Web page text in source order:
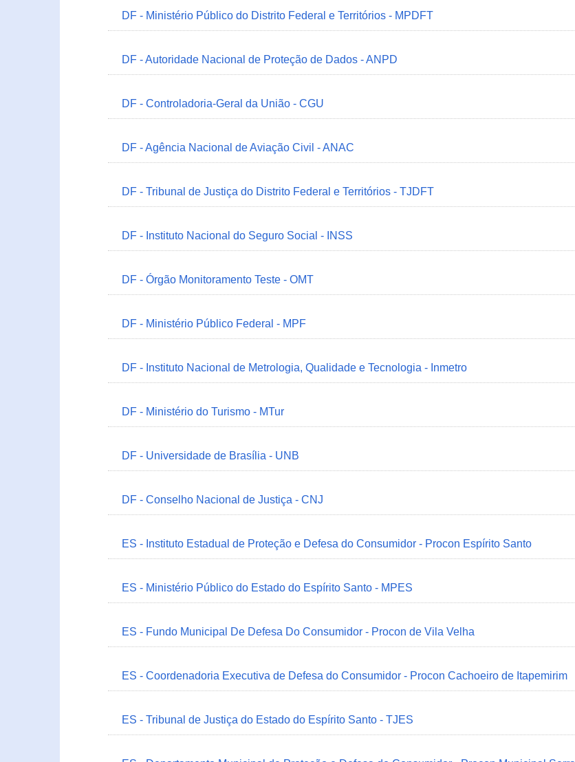
DF - Ministério Público do Distrito Federal e Territórios - MPDFT
DF - Autoridade Nacional de Proteção de Dados - ANPD
DF - Controladoria-Geral da União - CGU
DF - Agência Nacional de Aviação Civil - ANAC
DF - Tribunal de Justiça do Distrito Federal e Territórios - TJDFT
DF - Instituto Nacional do Seguro Social - INSS
DF - Órgão Monitoramento Teste - OMT
DF - Ministério Público Federal - MPF
DF - Instituto Nacional de Metrologia, Qualidade e Tecnologia - Inmetro
DF - Ministério do Turismo - MTur
DF - Universidade de Brasília - UNB
DF - Conselho Nacional de Justiça - CNJ
ES - Instituto Estadual de Proteção e Defesa do Consumidor - Procon Espírito Santo
ES - Ministério Público do Estado do Espírito Santo - MPES
ES - Fundo Municipal De Defesa Do Consumidor - Procon de Vila Velha
ES - Coordenadoria Executiva de Defesa do Consumidor - Procon Cachoeiro de Itapemirim
ES - Tribunal de Justiça do Estado do Espírito Santo - TJES